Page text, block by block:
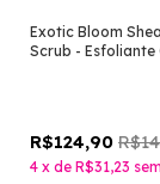
Exotic Bloom
Scrub - Esfoliante
R$124,90
4 x de R$31,23